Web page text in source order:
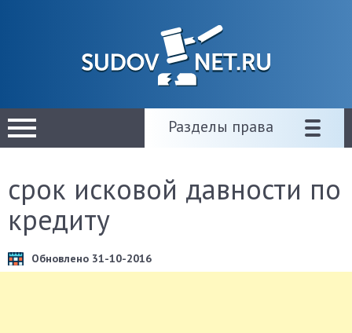
Разделы права
срок исковой давности по
кредиту
Обновлено 31-10-2016